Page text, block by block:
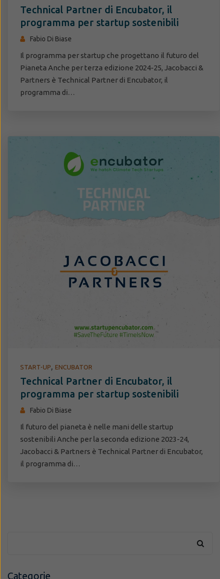
Technical Partner di Encubator, il
programma per startup sostenibili
Fabio Di Biase
Il programma per startup che progettano il futuro del
Pianeta Anche per terza edizione 2024-25, Jacobacci &
Partners è Technical Partner di Encubator, il
programma di…
START-UP, ENCUBATOR
Technical Partner di Encubator, il
programma per startup sostenibili
Fabio Di Biase
Il futuro del pianeta è nelle mani delle startup
sostenibili Anche per la seconda edizione 2023-24,
Jacobacci & Partners è Technical Partner di Encubator,
il programma di…
Categorie